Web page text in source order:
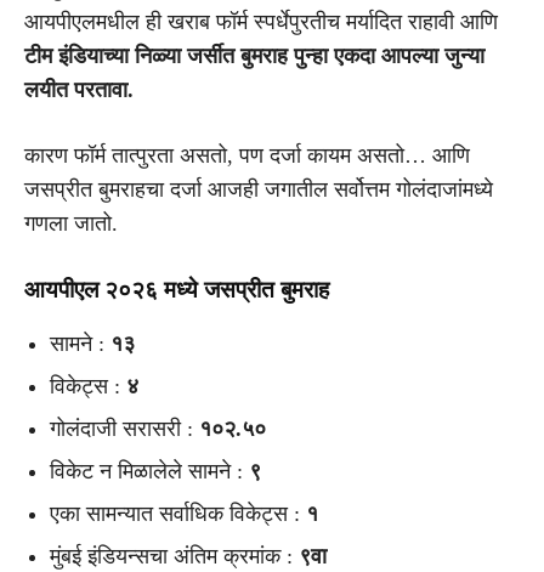
आयपीएलमधील ही खराब फॉर्म स्पर्धेपुरतीच मर्यादित राहावी आणि
टीम इंडियाच्या निळ्या जर्सीत बुमराह पुन्हा एकदा आपल्या जुन्या
लयीत परतावा.
कारण फॉर्म तात्पुरता असतो, पण दर्जा कायम असतो… आणि
जसप्रीत बुमराहचा दर्जा आजही जगातील सर्वोत्तम गोलंदाजांमध्ये
गणला जातो.
आयपीएल २०२६ मध्ये जसप्रीत बुमराह
सामने : १३
विकेट्स : ४
गोलंदाजी सरासरी : १०२.५०
विकेट न मिळालेले सामने : ९
एका सामन्यात सर्वाधिक विकेट्स : १
मुंबई इंडियन्सचा अंतिम क्रमांक : ९वा